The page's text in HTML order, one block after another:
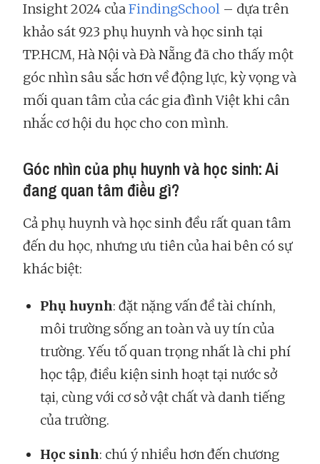
Insight 2024 củaFindingSchool – dựa trên
khảo sát 923 phụ huynh và học sinh tại
TP.HCM, Hà Nội và Đà Nẵng đã cho thấy một
góc nhìn sâu sắc hơn về động lực, kỳ vọng và
mối quan tâm của các gia đình Việt khi cân
nhắc cơ hội du học cho con mình.
Góc nhìn của phụ huynh và học sinh: Ai
đang quan tâm điều gì?
Cả phụ huynh và học sinh đều rất quan tâm
đến du học, nhưng ưu tiên của hai bên có sự
khác biệt:
Phụ huynh: đặt nặng vấn đề tài chính,
môi trường sống an toàn và uy tín của
trường. Yếu tố quan trọng nhất là chi phí
học tập, điều kiện sinh hoạt tại nước sở
tại, cùng với cơ sở vật chất và danh tiếng
của trường.
Học sinh: chú ý nhiều hơn đến chương